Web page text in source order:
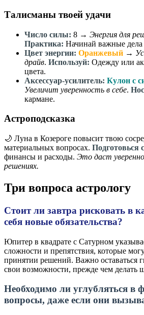
Талисманы твоей удачи
Число силы: 8 → Энергия для
Практика: Начинай важные дела
Цвет энергии: Оранжевый →
драйв. Используй: Одежду или
цвета.
Аксессуар-усилитель: Кулон с
Увеличит уверенность в себе.
кармане.
Астроподсказка
🌙 Луна в Козероге повысит твою
материальных вопросах. Подготовься
финансы и расходы. Это даст
решениях.
Три вопроса астрологу
Стоит ли завтра рисковать в
себя новые обязательства?
Юпитер в квадрате с Сатурном
сложности и препятствия, которые
принятии решений. Важно оставаться
свои возможности, прежде чем делать
Необходимо ли углубляться в
вопросы, даже если они